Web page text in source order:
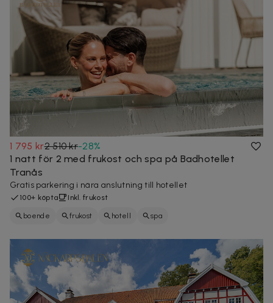
1 795 kr2 510 kr-28%
1 natt för 2 med frukost och spa på Badhotellet
Tranås
Gratis parkering i nära anslutning till hotellet
100+ köpta Inkl. frukost
boende frukost hotell spa